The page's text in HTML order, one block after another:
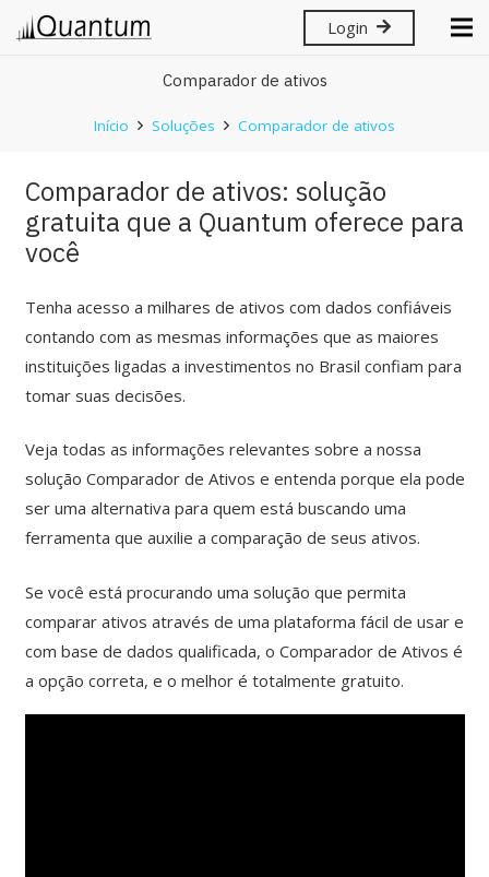
Login
Comparador de ativos
Início Soluções Comparador de ativos
Comparador de ativos: solução
gratuita que a Quantum oferece para
você
Tenha acesso a milhares de ativos com dados confiáveis
contando com as mesmas informações que as maiores
instituições ligadas a investimentos no Brasil confiam para
tomar suas decisões.
Veja todas as informações relevantes sobre a nossa
solução Comparador de Ativos e entenda porque ela pode
ser uma alternativa para quem está buscando uma
ferramenta que auxilie a comparação de seus ativos.
Se você está procurando uma solução que permita
comparar ativos através de uma plataforma fácil de usar e
com base de dados qualificada, o Comparador de Ativos é
a opção correta, e o melhor é totalmente gratuito.